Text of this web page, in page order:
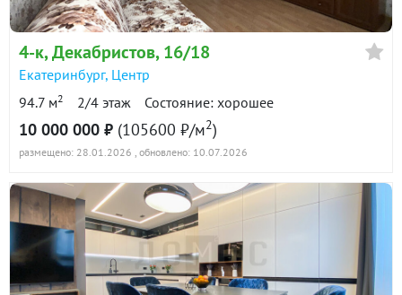
4-к, Декабристов, 16/18
Екатеринбург, Центр
94.7 м2 2/4 этаж Состояние: хорошее
10 000 000 ₽ (105600 ₽/м2)
размещено: 28.01.2026 , обновлено: 10.07.2026